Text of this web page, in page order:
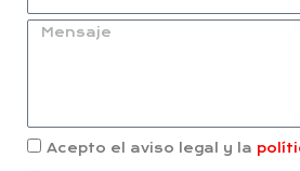
Acepto el aviso legal y la